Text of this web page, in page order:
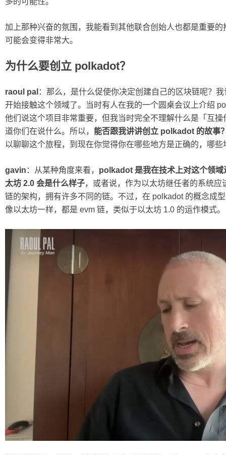
加上那种兴奋的氛围，我能看到其他联合创始人也都是重要
可能会变得非常大。
为什么要创立 polkadot？
raoul pal ：那么，是什么促使你决定创建自己的区块链呢？
开始接触这个领域了。当时有人在我的一个圆桌会议上介绍
他们说这个项目非常重要，但我当时完全不理解什么是「互
道你们在说什么。所以， 能否跟我讲讲创立 polkadot 的故事
以聊聊这个旅程，到现在你觉得你在哪些地方是正确的，哪
gavin ：从某种角度来看， polkadot 是我在技术上对这个领
太坊 2.0 会是什么样子，或者说，作为以太坊继任者的系统
链的架构，拥有许多不同的链。不过，在 polkadot 的概念成
像以太坊一样，都是 evm 链，类似于以太坊 1.0 的运作模式。